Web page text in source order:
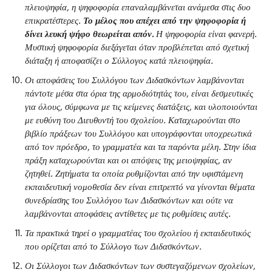
πλειοψηφία, η ψηφοφορία επαναλαμβάνεται ανάμεσα στις δυο
επικρατέστερες. Το μέλος που απέχει από την ψηφοφορία ή
δίνει λευκή ψήφο θεωρείται απόν.Η ψηφοφορία είναι φανερή.
Μυστική ψηφοφορία διεξάγεται όταν προβλέπεται από σχετική
διάταξη ή αποφασίζει ο Σύλλογος κατά πλειοψηφία.
Οι αποφάσεις του Συλλόγου των Διδασκόντων λαμβάνονται
πάντοτε μέσα στα όρια της αρμοδιότητάς του, είναι δεσμευτικές
για όλους, σύμφωνα με τις κείμενες διατάξεις, και υλοποιούνται
με ευθύνη του Διευθυντή του σχολείου. Καταχωρούνται στο
βιβλίο πράξεων του Συλλόγου και υπογράφονται υποχρεωτικά
από τον πρόεδρο, το γραμματέα και τα παρόντα μέλη. Στην ίδια
πράξη καταχωρούνται και οι απόψεις της μειοψηφίας, αν
ζητηθεί. Ζητήματα τα οποία ρυθμίζονται από την υφιστάμενη
εκπαιδευτική νομοθεσία δεν είναι επιτρεπτό να γίνονται θέματα
συνεδρίασης του Συλλόγου των Διδασκόντων και ούτε να
λαμβάνονται αποφάσεις αντίθετες με τις ρυθμίσεις αυτές.
Τα πρακτικά τηρεί ο γραμματέας του σχολείου ή εκπαιδευτικός
που ορίζεται από το Σύλλογο των Διδασκόντων.
Οι Σύλλογοι των Διδασκόντων των συστεγαζόμενων σχολείων,